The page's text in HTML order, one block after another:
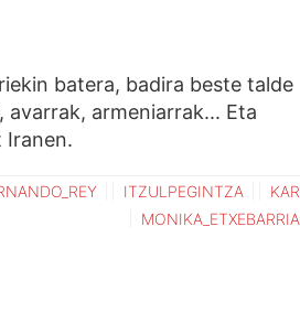
batera, badira beste talde
armeniarrak... Eta
Iranen.
ITZULPEGINTZA
KAR
MONIKA_ETXEBARRIA